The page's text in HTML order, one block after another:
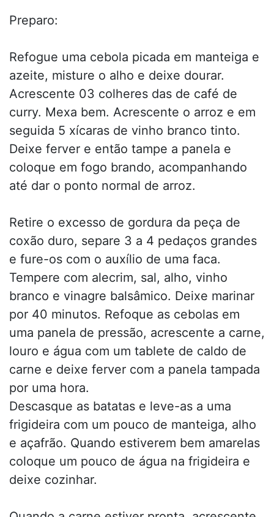
Preparo:
Refogue uma cebola picada em manteiga e
azeite, misture o alho e deixe dourar.
Acrescente 03 colheres das de café de
curry. Mexa bem. Acrescente o arroz e em
seguida 5 xícaras de vinho branco tinto.
Deixe ferver e então tampe a panela e
coloque em fogo brando, acompanhando
até dar o ponto normal de arroz.
Retire o excesso de gordura da peça de
coxão duro, separe 3 a 4 pedaços grandes
e fure-os com o auxílio de uma faca.
Tempere com alecrim, sal, alho, vinho
branco e vinagre balsâmico. Deixe marinar
por 40 minutos. Refoque as cebolas em
uma panela de pressão, acrescente a carne,
louro e água com um tablete de caldo de
carne e deixe ferver com a panela tampada
por uma hora.
Descasque as batatas e leve-as a uma
frigideira com um pouco de manteiga, alho
e açafrão. Quando estiverem bem amarelas
coloque um pouco de água na frigideira e
deixe cozinhar.